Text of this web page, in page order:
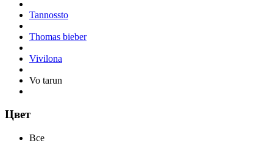
Tannossto
Thomas bieber
Vivilona
Vo tarun
Цвет
Все